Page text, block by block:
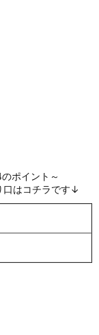
ポイント～
口はコチラです↓